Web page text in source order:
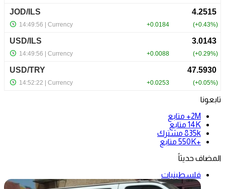
تابعونا
2M+
متابع
14K متابع
835k مشترك
+550K
متابع
المضاف حديثاً
فلسطينيات